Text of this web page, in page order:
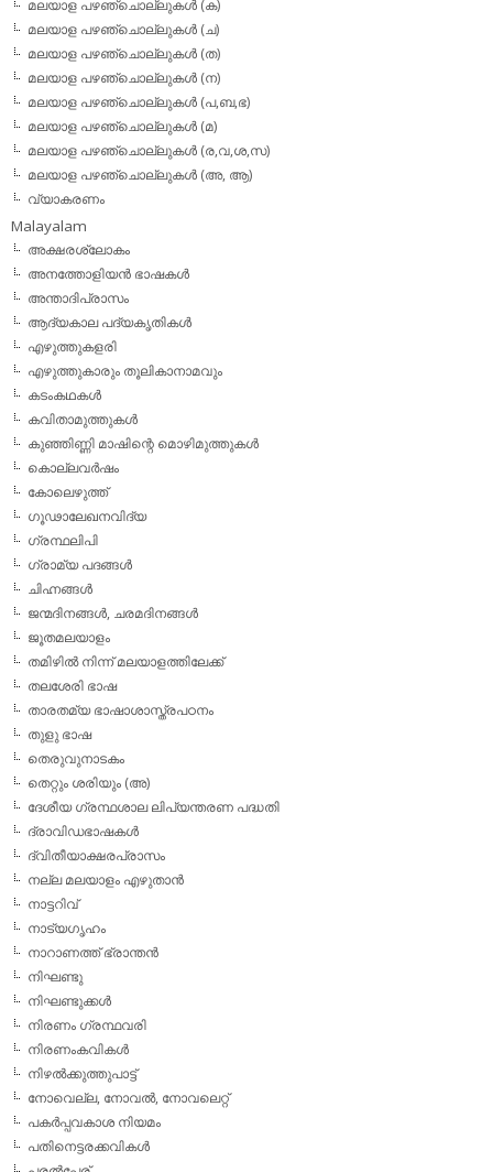
മലയാള പഴഞ്ചൊല്ലുകള്‍ (ക)
മലയാള പഴഞ്ചൊല്ലുകള്‍ (ച)
മലയാള പഴഞ്ചൊല്ലുകള്‍ (ത)
മലയാള പഴഞ്ചൊല്ലുകള്‍ (ന)
മലയാള പഴഞ്ചൊല്ലുകള്‍ (പ,ബ,ഭ)
മലയാള പഴഞ്ചൊല്ലുകള്‍ (മ)
മലയാള പഴഞ്ചൊല്ലുകള്‍ (ര,വ,ശ,സ)
മലയാള പഴഞ്ചൊല്ലുകൾ (അ, ആ)
വ്യാകരണം
Malayalam
അക്ഷരശ്ലോകം
അനത്തോളിയന്‍ ഭാഷകള്‍
അന്താദിപ്രാസം
ആദ്യകാല പദ്യകൃതികള്‍
എഴുത്തുകളരി
എഴുത്തുകാരും തൂലികാനാമവും
കടംകഥകള്‍
കവിതാമുത്തുകള്‍
കുഞ്ഞിണ്ണി മാഷിന്റെ മൊഴിമുത്തുകള്‍
കൊല്ലവര്‍ഷം
കോലെഴുത്ത്
ഗൂഢാലേഖനവിദ്യ
ഗ്രന്ഥലിപി
ഗ്രാമ്യ പദങ്ങള്‍
ചിഹ്നങ്ങള്‍
ജന്മദിനങ്ങള്‍, ചരമദിനങ്ങള്‍
ജൂതമലയാളം
തമിഴില്‍ നിന്ന് മലയാളത്തിലേക്ക്
തലശേരി ഭാഷ
താരതമ്യ ഭാഷാശാസ്ത്രപഠനം
തുളു ഭാഷ
തെരുവുനാടകം
തെറ്റും ശരിയും (അ)
ദേശീയ ഗ്രന്ഥശാല ലിപ്യന്തരണ പദ്ധതി
ദ്രാവിഡഭാഷകള്‍
ദ്വിതീയാക്ഷരപ്രാസം
നല്ല മലയാളം എഴുതാന്‍
നാട്ടറിവ്
നാട്യഗൃഹം
നാറാണത്ത് ഭ്രാന്തന്‍
നിഘണ്ടു
നിഘണ്ടുക്കള്‍
നിരണം ഗ്രന്ഥവരി
നിരണംകവികള്‍
നിഴല്‍ക്കുത്തുപാട്ട്
നോവെല്ല, നോവല്‍, നോവലെറ്റ്
പകര്‍പ്പവകാശ നിയമം
പതിനെട്ടരക്കവികള്‍